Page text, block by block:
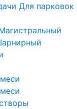
Для парковок